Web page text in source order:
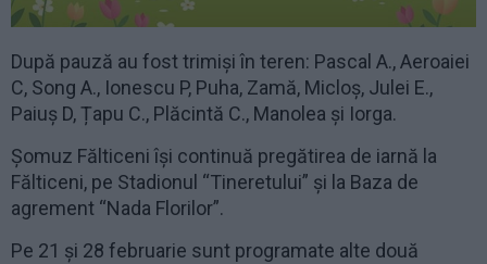
După pauză au fost trimiși în teren: Pascal A., Aeroaiei
C, Song A., Ionescu P, Puha, Zamă, Micloș, Julei E.,
Paiuș D, Țapu C., Plăcintă C., Manolea și Iorga.
Șomuz Fălticeni își continuă pregătirea de iarnă la
Fălticeni, pe Stadionul “Tineretului” și la Baza de
agrement “Nada Florilor”.
Pe 21 și 28 februarie sunt programate alte două